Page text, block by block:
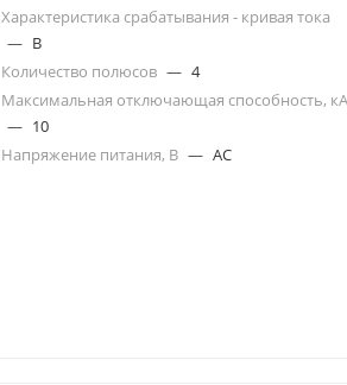
Характеристика срабатывания - кривая тока
— B
Количество полюсов — 4
Максимальная отключающая способность, кА
— 10
Напряжение питания, В — AC